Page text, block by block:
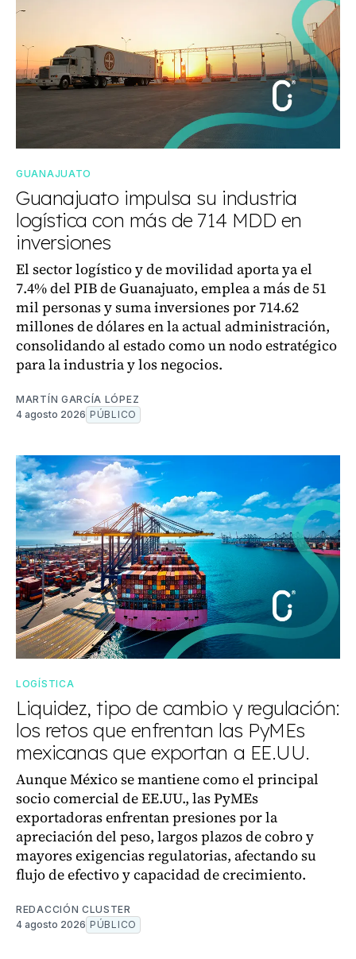
GUANAJUATO
Guanajuato impulsa su industria
logística con más de 714 MDD en
inversiones
El sector logístico y de movilidad aporta ya el
7.4% del PIB de Guanajuato, emplea a más de 51
mil personas y suma inversiones por 714.62
millones de dólares en la actual administración,
consolidando al estado como un nodo estratégico
para la industria y los negocios.
MARTÍN GARCÍA LÓPEZ
4 agosto 2026 PÚBLICO
LOGÍSTICA
Liquidez, tipo de cambio y regulación:
los retos que enfrentan las PyMEs
mexicanas que exportan a EE.UU.
Aunque México se mantiene como el principal
socio comercial de EE.UU., las PyMEs
exportadoras enfrentan presiones por la
apreciación del peso, largos plazos de cobro y
mayores exigencias regulatorias, afectando su
flujo de efectivo y capacidad de crecimiento.
REDACCIÓN CLUSTER
4 agosto 2026 PÚBLICO